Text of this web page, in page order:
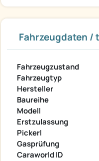
Fahrzeugdaten /
Fahrzeugzustand
Fahrzeugtyp
Hersteller
Baureihe
Modell
Erstzulassung
Pickerl
Gasprüfung
Caraworld ID